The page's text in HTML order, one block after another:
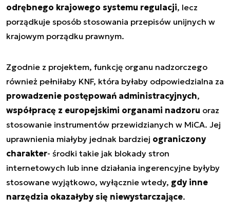
odrębnego krajowego systemu regulacji, lecz
porządkuje sposób stosowania przepisów unijnych w
krajowym porządku prawnym.
Zgodnie z projektem, funkcję organu nadzorczego
również pełniłaby KNF, która byłaby odpowiedzialna za
prowadzenie postępowań administracyjnych,
współpracę z europejskimi organami nadzoru oraz
stosowanie instrumentów przewidzianych w MiCA. Jej
uprawnienia miałyby jednak bardziej ograniczony
charakter- środki takie jak blokady stron
internetowych lub inne działania ingerencyjne byłyby
stosowane wyjątkowo, wyłącznie wtedy, gdy inne
narzędzia okazałyby się niewystarczające.